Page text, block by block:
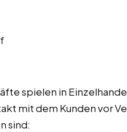
spielen in
mit dem Kunden vor
sind: